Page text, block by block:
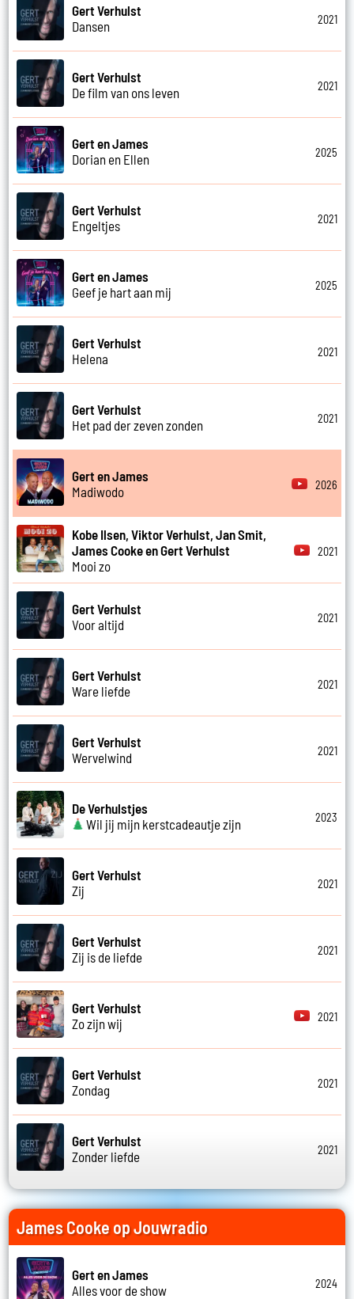
Gert Verhulst
Dansen
2021
Gert Verhulst
De film van ons leven
2021
Gert en James
Dorian en Ellen
2025
Gert Verhulst
Engeltjes
2021
Gert en James
Geef je hart aan mij
2025
Gert Verhulst
Helena
2021
Gert Verhulst
Het pad der zeven zonden
2021
Gert en James
Madiwodo
2026
Kobe Ilsen, Viktor Verhulst, Jan Smit,
James Cooke en Gert Verhulst
Mooi zo
2021
Gert Verhulst
Voor altijd
2021
Gert Verhulst
Ware liefde
2021
Gert Verhulst
Wervelwind
2021
De Verhulstjes
Wil jij mijn kerstcadeautje zijn
2023
Gert Verhulst
Zij
2021
Gert Verhulst
Zij is de liefde
2021
Gert Verhulst
Zo zijn wij
2021
Gert Verhulst
Zondag
2021
Gert Verhulst
Zonder liefde
2021
James Cooke op Jouwradio
Gert en James
Alles voor de show
2024